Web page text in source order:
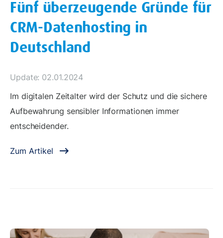
Fünf überzeugende Gründe für
CRM-Datenhosting in
Deutschland
Update: 02.01.2024
Im digitalen Zeitalter wird der Schutz und die sichere
Aufbewahrung sensibler Informationen immer
entscheidender.
Zum Artikel